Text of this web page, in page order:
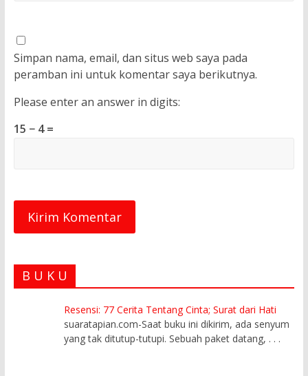
Simpan nama, email, dan situs web saya pada
peramban ini untuk komentar saya berikutnya.
Please enter an answer in digits:
15 − 4 =
B U K U
Resensi: 77 Cerita Tentang Cinta; Surat dari Hati
suaratapian.com-Saat buku ini dikirim, ada senyum
yang tak ditutup-tutupi. Sebuah paket datang, . . .